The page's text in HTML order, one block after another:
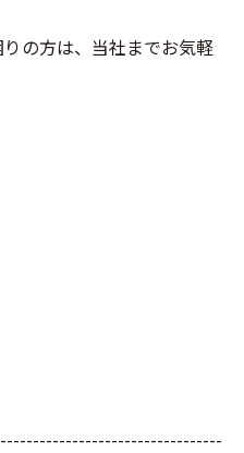
りの方は、当社までお気軽